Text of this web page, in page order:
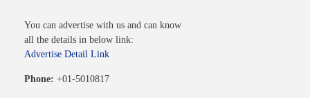
You can advertise with us and can know
all the details in below link:
Advertise Detail Link
Phone: +01-5010817